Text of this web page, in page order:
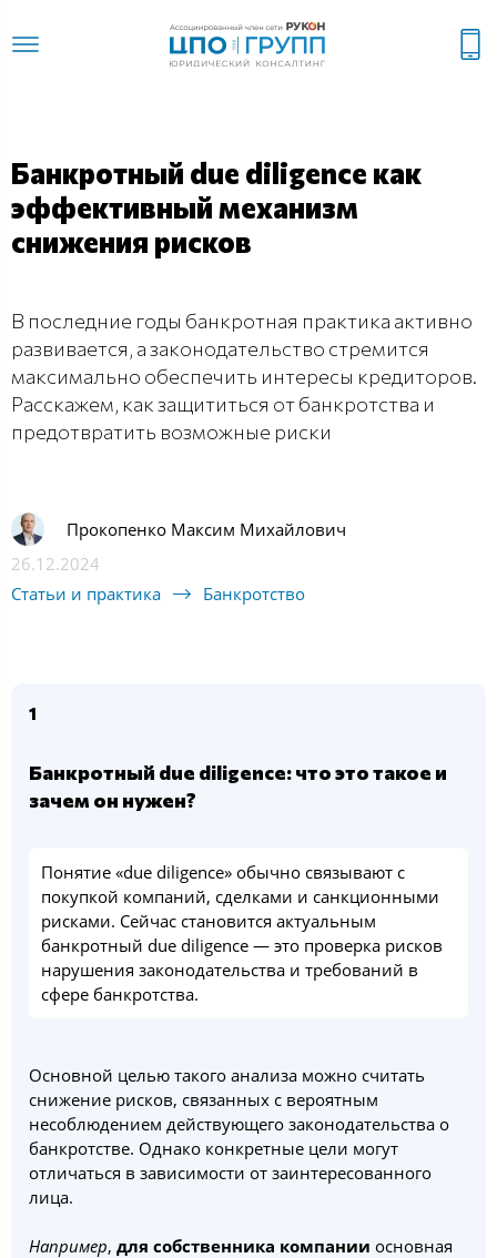
Банкротный due diligence как
эффективный механизм
снижения рисков
В последние годы банкротная практика активно
развивается, а законодательство стремится
максимально обеспечить интересы кредиторов.
Расскажем, как защититься от банкротства и
предотвратить возможные риски
Прокопенко Максим Михайлович
26.12.2024
Статьи и практика
Банкротство
1
Банкротный due diligence: что это такое и
зачем он нужен?
Понятие «due diligence» обычно связывают с
покупкой компаний, сделками и санкционными
рисками. Сейчас становится актуальным
банкротный due diligence — это проверка рисков
нарушения законодательства и требований в
сфере банкротства.
Основной целью такого анализа можно считать
снижение рисков, связанных с вероятным
несоблюдением действующего законодательства о
банкротстве. Однако конкретные цели могут
отличаться в зависимости от заинтересованного
лица.
Например, для собственника компании основная